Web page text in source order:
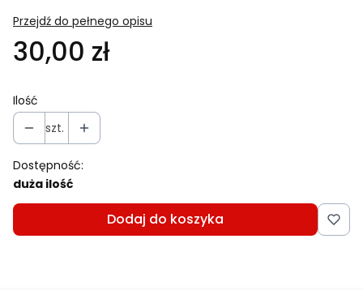
Przejdź do pełnego opisu
30,00 zł
Ilość
szt.
Dostępność:
duża ilość
Dodaj do koszyka